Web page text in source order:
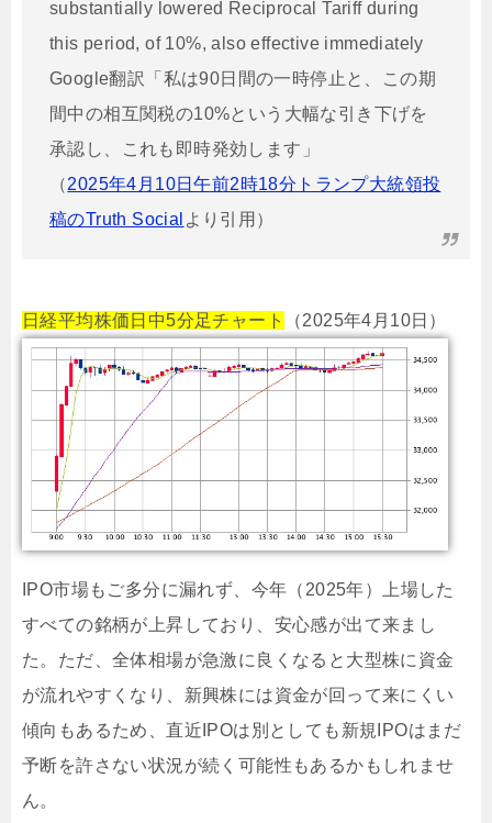
substantially lowered Reciprocal Tariff during
this period, of 10%, also effective immediately
Google翻訳「私は90日間の一時停止と、この期
間中の相互関税の10%という大幅な引き下げを
承認し、これも即時発効します」
（2025年4月10日午前2時18分トランプ大統領投
稿のTruth Social より引用）
日経平均株価日中5分足チャート （2025年4月10日）
IPO市場もご多分に漏れず、今年（2025年）上場した
すべての銘柄が上昇しており、安心感が出て来まし
た。ただ、全体相場が急激に良くなると大型株に資金
が流れやすくなり、新興株には資金が回って来にくい
傾向もあるため、直近IPOは別としても新規IPOはまだ
予断を許さない状況が続く可能性もあるかもしれませ
ん。